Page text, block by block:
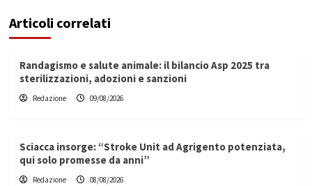
Articoli correlati
Randagismo e salute animale: il bilancio Asp 2025 tra
sterilizzazioni, adozioni e sanzioni
Redazione 09/08/2026
Sciacca insorge: “Stroke Unit ad Agrigento potenziata,
qui solo promesse da anni”
Redazione 08/08/2026